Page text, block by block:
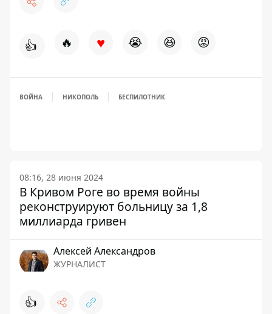
👍 🔥 ♥ 😭 😆 😡
ВОЙНА НИКОПОЛЬ БЕСПИЛОТНИК
08:16, 28 июня 2024
В Кривом Роге во время войны
реконструируют больницу за 1,8
миллиарда гривен
Алексей Александров
ЖУРНАЛИСТ
👍